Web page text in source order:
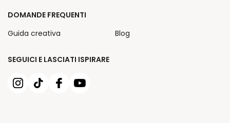
SEGUICI E LASCIATI ISPIRARE
DOMANDE FREQUENTI
Guida creativa
Blog